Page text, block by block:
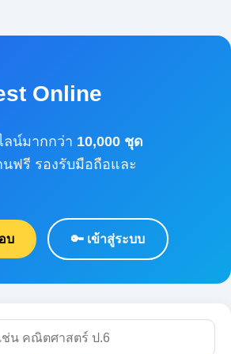
Online
น์มากกว่า 10,000 ชุด
ฟรี รองรับมือถือและ
บ 🔑 เข้าสู่ระบบ